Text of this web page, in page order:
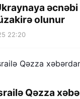
əcnəbi
olunur
22:20
Qəzza